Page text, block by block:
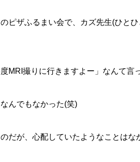
ピザふるまい会で、カズ先生(ひと
MRI撮りに行きますよー」なんて言
んでもなかった(笑)
だが、心配していたようなことはな